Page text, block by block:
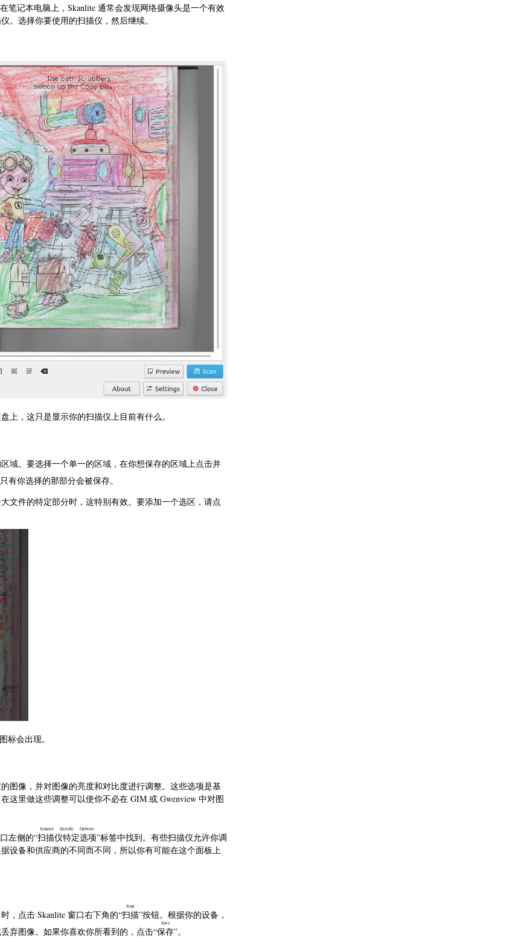
笔记本电脑上，Skanlite 通常会发现网络摄像头是一个有效
。选择你要使用的扫描仪，然后继续。
上，这只是显示你的扫描仪上目前有什么。
域。要选择一个单一的区域，在你想保存的区域上点击并
有你选择的那部分会被保存。
文件的特定部分时，这特别有效。要添加一个选区，请点
标会出现。
图像，并对图像的亮度和对比度进行调整。这些选项是基
这里做这些调整可以使你不必在 GIM 或 Gwenview 中对图
左侧的“扫描仪特定选项
Scanner Specific Options
”标签中找到。有些扫描仪允许你调
设备和供应商的不同而不同，所以你有可能在这个面板上
，点击 Skanlite 窗口右下角的“扫描
Scan
”按钮。根据你的设备，
弃图像。如果你喜欢你所看到的，点击“保存
Save
”。